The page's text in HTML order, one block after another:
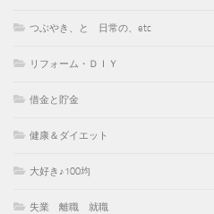
つぶやき、と 日常の、etc
リフォーム・ＤＩＹ
借金と貯金
健康＆ダイエット
大好き♪100均
失業 離職 就職